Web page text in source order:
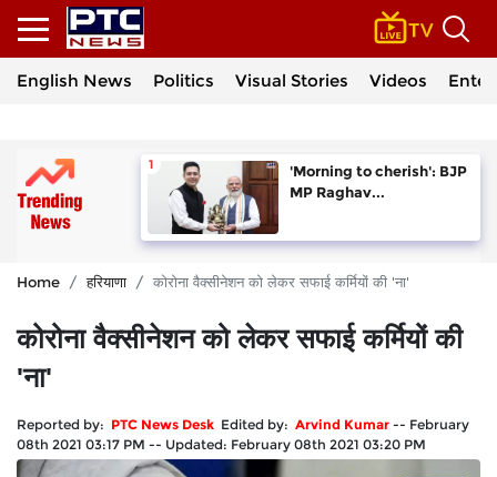
English News Politics Visual Stories Videos
'Morning to cherish': BJP
MP Raghav...
Home हरियाणा कोरोना वैक्सीनेशन को लेकर सफाई कर्मियों की 'ना'
कोरोना वैक्सीनेशन को लेकर सफाई कर्मियों की
'ना'
Reported by: PTC News Desk Edited by: Arvind Kumar -- February
08th 2021 03:17 PM -- Updated: February 08th 2021 03:20 PM